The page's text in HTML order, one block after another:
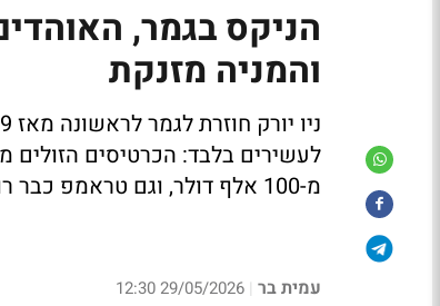
והמניה מזנקת
לעשירים בלבד: הכרטיסים הזולים
מ-100 אלף דולר, וגם טראמפ כבר רומז שיגיע
עמית בר |
29/05/2026 12:30